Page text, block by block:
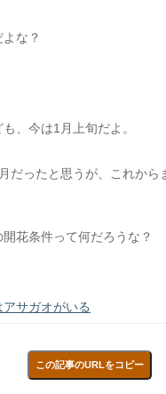
な？
、今は1月上旬だよ。
だったと思うが、これか
花条件って何だろうな？
サガオがいる
この記事のURLをコピー